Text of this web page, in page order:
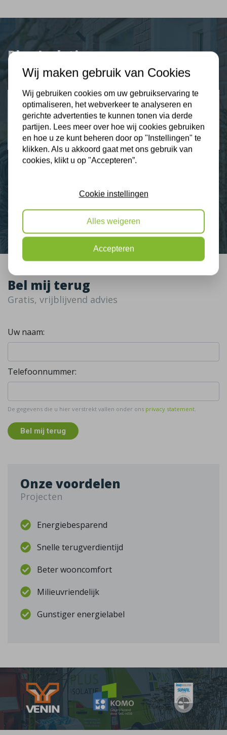
Plus Isolatie
Uw isolatie specialist
9,3
Klantbeoordelingen
2274 klanten beoordelen ons met een 9.3
Contact
Bel mij terug
Gratis, vrijblijvend advies
Uw naam:
Telefoonnummer:
De gegevens die u hier verstrekt vallen onder ons privacy statement.
Bel mij terug
Onze voordelen
Projecten
Energiebesparend
Snelle terugverdientijd
Beter wooncomfort
Milieuvriendelijk
Gunstiger energielabel
Wij maken gebruik van Cookies
Wij gebruiken cookies om uw gebruikservaring te
optimaliseren, het webverkeer te analyseren en
gerichte advertenties te kunnen tonen via derde
partijen. Lees meer over hoe wij cookies gebruiken
en hoe u ze kunt beheren door op "Instellingen" te
klikken. Als u akkoord gaat met ons gebruik van
cookies, klikt u op "Accepteren”.
Cookie instellingen
Alles weigeren
Accepteren